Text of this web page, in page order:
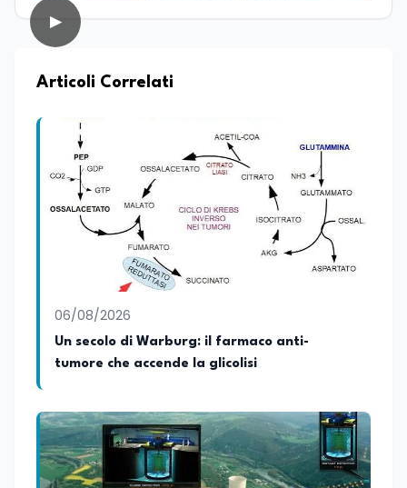
contenuti video dedicati ai temi della
mantenere uno stile chiaro, divulgativo,
accessibile e attento alla veridicità. Tra
le sue passioni ci sono lo sport, la cucina,
la lettura e la stand up comedy: un
interesse che lo porta anche a
cimentarsi nella scrittura di testi comici.
▶
Articoli Correlati
06/08/2026
Un secolo di Warburg: il farmaco anti-
tumore che accende la glicolisi